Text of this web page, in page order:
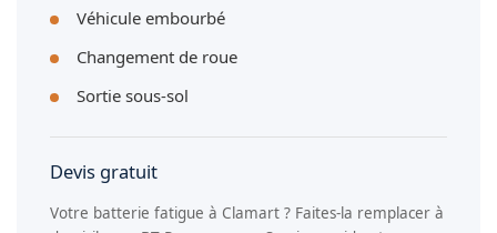
Véhicule embourbé
Changement de roue
Sortie sous-sol
Devis gratuit
Votre batterie fatigue à Clamart ? Faites-la remplacer à